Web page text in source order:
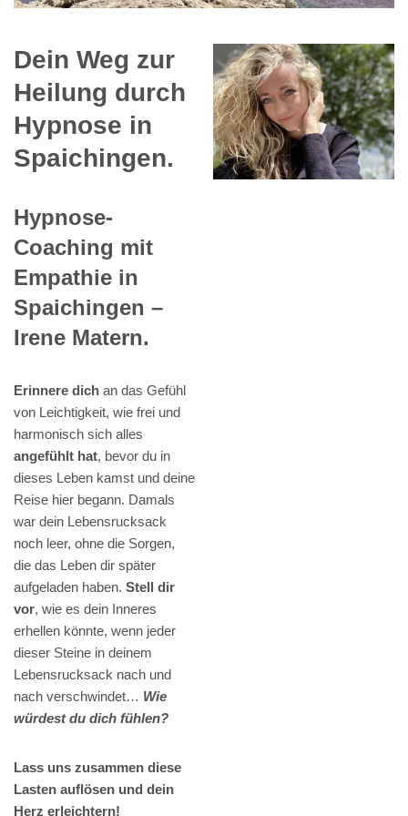
Dein Weg zur
Heilung durch
Hypnose in
Spaichingen.
Hypnose-
Coaching mit
Empathie in
Spaichingen –
Irene Matern.
Erinnere dich an das Gefühl
von Leichtigkeit, wie frei und
harmonisch sich alles
angefühlt hat, bevor du in
dieses Leben kamst und deine
Reise hier begann. Damals
war dein Lebensrucksack
noch leer, ohne die Sorgen,
die das Leben dir später
aufgeladen haben. Stell dir
vor, wie es dein Inneres
erhellen könnte, wenn jeder
dieser Steine in deinem
Lebensrucksack nach und
nach verschwindet… Wie
würdest du dich fühlen?
Lass uns zusammen diese
Lasten auflösen und dein
Herz erleichtern!